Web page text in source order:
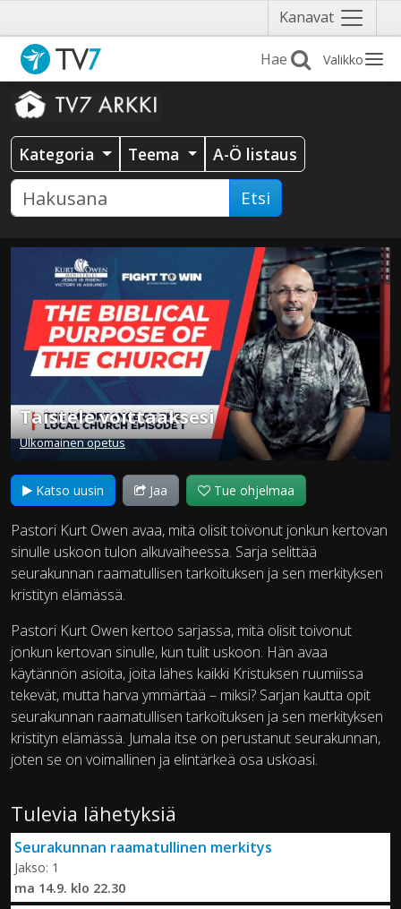
Kanavat Näytä
valikko
Valikko
Kategoria Teema A-Ö listaus
Etsi
Taistele voittaaksesi
Ulkomainen opetus
Katso uusin Jaa Tue ohjelmaa
Pastori Kurt Owen avaa, mitä olisit toivonut jonkun kertovan
sinulle uskoon tulon alkuvaiheessa. Sarja selittää
seurakunnan raamatullisen tarkoituksen ja sen merkityksen
kristityn elämässä.
Pastori Kurt Owen kertoo sarjassa, mitä olisit toivonut
jonkun kertovan sinulle, kun tulit uskoon. Hän avaa
käytännön asioita, joita lähes kaikki Kristuksen ruumiissa
tekevät, mutta harva ymmärtää – miksi? Sarjan kautta opit
seurakunnan raamatullisen tarkoituksen ja sen merkityksen
kristityn elämässä. Jumala itse on perustanut seurakunnan,
joten se on voimallinen ja elintärkeä osa uskoasi.
Tulevia lähetyksiä
Seurakunnan raamatullinen merkitys
Jakso: 1
ma 14.9. klo 22.30